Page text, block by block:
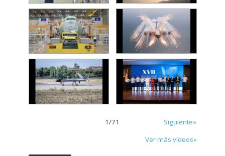
1/71
Siguiente»
Ver más vídeos»